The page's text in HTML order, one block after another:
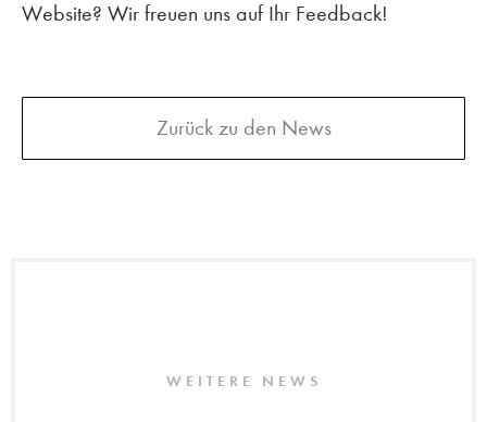
Website? Wir freuen uns auf Ihr Feedback!
Zurück zu den News
WEITERE NEWS